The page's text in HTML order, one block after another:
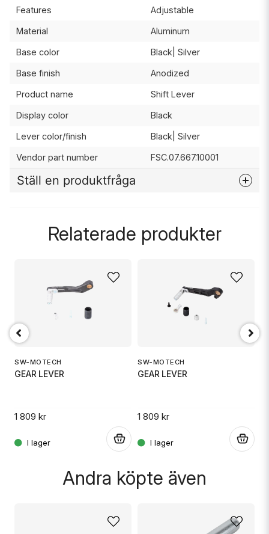
Features Adjustable
Material Aluminum
Base color Black| Silver
Base finish Anodized
Product name Shift Lever
Display color Black
Lever color/finish Black| Silver
Vendor part number FSC.07.667.10001
Ställ en produktfråga
emailMejladress
Ja, ni får publicera min fråga
Skicka fråga
Relaterade produkter
SW-MOTECH
GEAR LEVER
1 809 kr
SW-MOTECH
GEAR LEVER
1 809 kr
Andra köpte även